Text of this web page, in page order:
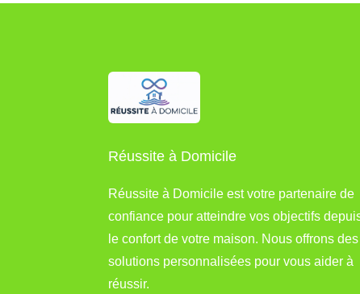
Réussite à Domicile
Réussite à Domicile est votre partenaire de
confiance pour atteindre vos objectifs
le confort de votre maison. Nous offrons des
solutions personnalisées pour vous aider à
réussir.